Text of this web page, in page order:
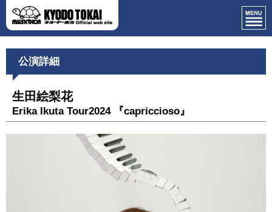
公演詳細
生田絵梨花
Erika Ikuta Tour2024 『capriccioso』